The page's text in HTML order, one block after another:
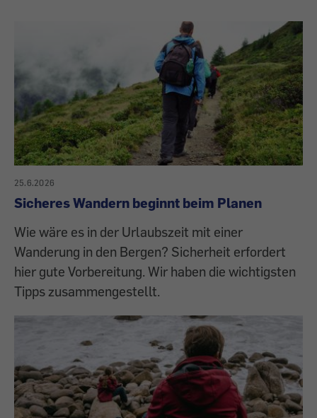
25.6.2026
Sicheres Wandern beginnt beim Planen
Wie wäre es in der Urlaubszeit mit einer
Wanderung in den Bergen? Sicherheit erfordert
hier gute Vorbereitung. Wir haben die wichtigsten
Tipps zusammengestellt.